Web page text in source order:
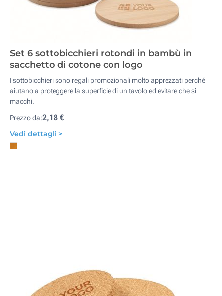
Set 6 sottobicchieri rotondi in bambù in
sacchetto di cotone con logo
I sottobicchieri sono regali promozionali molto apprezzati perché
aiutano a proteggere la superficie di un tavolo ed evitare che si
macchi.
Prezzo da:2,18 €
Vedi dettagli >